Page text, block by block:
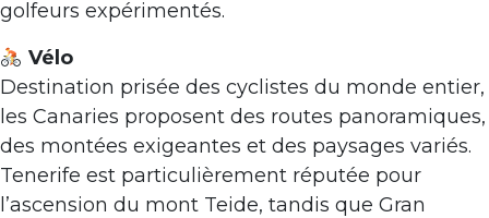
golfeurs expérimentés.
Vélo
Destination prisée des cyclistes du monde entier,
les Canaries proposent des routes panoramiques,
des montées exigeantes et des paysages variés.
Tenerife est particulièrement réputée pour
l’ascension du mont Teide, tandis que Gran